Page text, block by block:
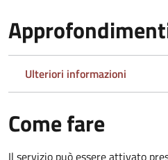
Ulteriori informazioni
Come fare
Il servizio può essere attivato